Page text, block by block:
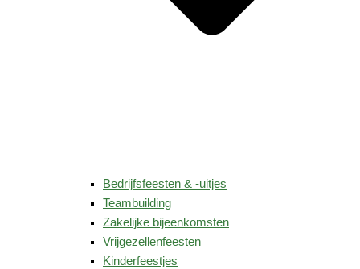
Bedrijfsfeesten & -uitjes
Teambuilding
Zakelijke bijeenkomsten
Vrijgezellenfeesten
Kinderfeestjes